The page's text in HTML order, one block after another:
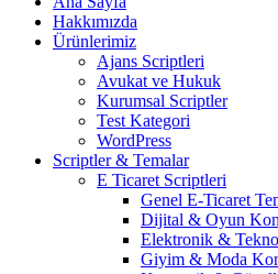
Hakkımızda
Ürünlerimiz
Ajans Scriptleri
Avukat ve Hukuk
Kurumsal Scriptler
Test Kategori
WordPress
Scriptler & Temalar
E Ticaret Scriptleri
Genel E-Ticaret
Dijital & Oyun
Elektronik &
Giyim & Moda